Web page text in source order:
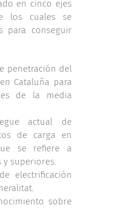
en cinco ejes
los cuales se
para conseguir
penetración del
Cataluña para
de la media
actual de
de carga en
se refiere a
y superiores.
electrificación
sobre